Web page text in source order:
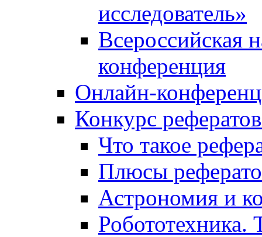
исследователь»
Всероссийская
конференция
Онлайн-
Конкурс
Что такое
Плюсы
Астрономия и
Робототехника.